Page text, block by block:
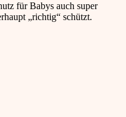
für Babys auch super
„richtig“ schützt.